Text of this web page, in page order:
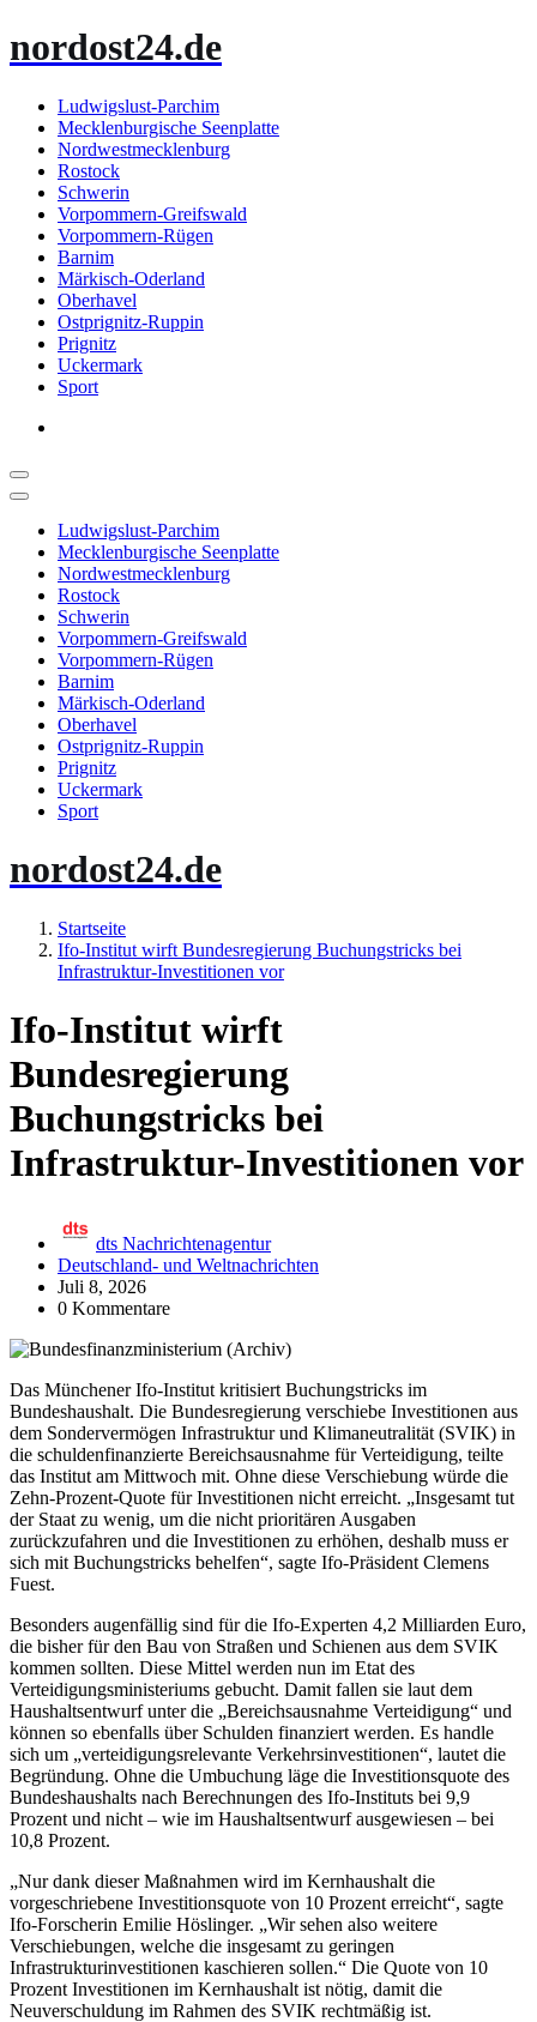
Inhalt
nordost24.de
Ludwigslust-Parchim
Mecklenburgische Seenplatte
Nordwestmecklenburg
Rostock
Schwerin
Vorpommern-Greifswald
Vorpommern-Rügen
Barnim
Märkisch-Oderland
Oberhavel
Ostprignitz-Ruppin
Prignitz
Uckermark
Sport
Ludwigslust-Parchim
Mecklenburgische Seenplatte
Nordwestmecklenburg
Rostock
Schwerin
Vorpommern-Greifswald
Vorpommern-Rügen
Barnim
Märkisch-Oderland
Oberhavel
Ostprignitz-Ruppin
Prignitz
Uckermark
Sport
nordost24.de
Startseite
Ifo-Institut wirft Bundesregierung Buchungstricks bei
Infrastruktur-Investitionen vor
Ifo-Institut wirft
Bundesregierung
Buchungstricks bei
Infrastruktur-Investitionen vor
dts Nachrichtenagentur
Deutschland- und Weltnachrichten
Juli 8, 2026
0 Kommentare
Das Münchener Ifo-Institut kritisiert Buchungstricks im
Bundeshaushalt. Die Bundesregierung verschiebe Investitionen aus
dem Sondervermögen Infrastruktur und Klimaneutralität (SVIK) in
die schuldenfinanzierte Bereichsausnahme für Verteidigung, teilte
das Institut am Mittwoch mit. Ohne diese Verschiebung würde die
Zehn-Prozent-Quote für Investitionen nicht erreicht. „Insgesamt tut
der Staat zu wenig, um die nicht prioritären Ausgaben
zurückzufahren und die Investitionen zu erhöhen, deshalb muss er
sich mit Buchungstricks behelfen“, sagte Ifo-Präsident Clemens
Fuest.
Besonders augenfällig sind für die Ifo-Experten 4,2 Milliarden Euro,
die bisher für den Bau von Straßen und Schienen aus dem SVIK
kommen sollten. Diese Mittel werden nun im Etat des
Verteidigungsministeriums gebucht. Damit fallen sie laut dem
Haushaltsentwurf unter die „Bereichsausnahme Verteidigung“ und
können so ebenfalls über Schulden finanziert werden. Es handle
sich um „verteidigungsrelevante Verkehrsinvestitionen“, lautet die
Begründung. Ohne die Umbuchung läge die Investitionsquote des
Bundeshaushalts nach Berechnungen des Ifo-Instituts bei 9,9
Prozent und nicht – wie im Haushaltsentwurf ausgewiesen – bei
10,8 Prozent.
„Nur dank dieser Maßnahmen wird im Kernhaushalt die
vorgeschriebene Investitionsquote von 10 Prozent erreicht“, sagte
Ifo-Forscherin Emilie Höslinger. „Wir sehen also weitere
Verschiebungen, welche die insgesamt zu geringen
Infrastrukturinvestitionen kaschieren sollen.“ Die Quote von 10
Prozent Investitionen im Kernhaushalt ist nötig, damit die
Neuverschuldung im Rahmen des SVIK rechtmäßig ist.